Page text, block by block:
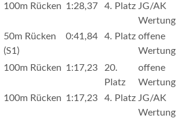
100m Rücken 1:28,37 4. Platz JG/AK
Wertung
50m Rücken
(S1)
0:41,84 4. Platz offene
Wertung
100m Rücken 1:17,23
20.
Platz
offene
Wertung
100m Rücken 1:17,23 4. Platz JG/AK
Wertung